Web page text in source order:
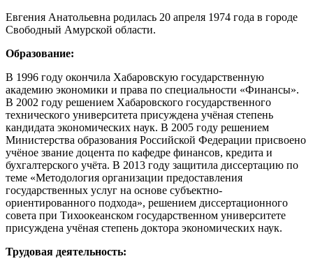
Евгения Анатольевна родилась 20 апреля 1974 года в городе
Свободный Амурской области.
Образование:
В 1996 году окончила Хабаровскую государственную
академию экономики и права по специальности «Финансы».
В 2002 году решением Хабаровского государственного
технического университета присуждена учёная степень
кандидата экономических наук. В 2005 году решением
Министерства образования Российской Федерации присвоено
учёное звание доцента по кафедре финансов, кредита и
бухгалтерского учёта. В 2013 году защитила диссертацию по
теме «Методология организации предоставления
государственных услуг на основе субъектно-
ориентированного подхода», решением диссертационного
совета при Тихоокеанском государственном университете
присуждена учёная степень доктора экономических наук.
Трудовая деятельность: